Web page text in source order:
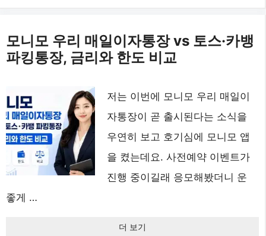
모니모 우리 매일이자통장 vs 토스·카뱅
파킹통장, 금리와 한도 비교
저는 이번에 모니모 우리 매일이
자통장이 곧 출시된다는 소식을
우연히 보고 호기심에 모니모 앱
을 켰는데요. 사전예약 이벤트가
진행 중이길래 응모해봤더니 운
좋게 …
더 보기